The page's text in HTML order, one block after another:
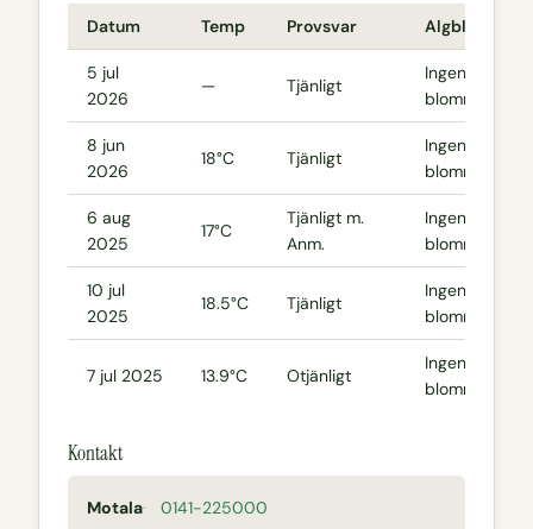
Datum Temp Provsvar Algblomning
5 jul
2026
— Tjänligt
Ingen
blomning
8 jun
2026
18°C Tjänligt
Ingen
blomning
6 aug
2025
17°C
Tjänligt m.
Anm.
Ingen
blomning
10 jul
2025
18.5°C Tjänligt
Ingen
blomning
7 jul 2025 13.9°C Otjänligt
Ingen
blomning
Kontakt
Motala 0141-225000